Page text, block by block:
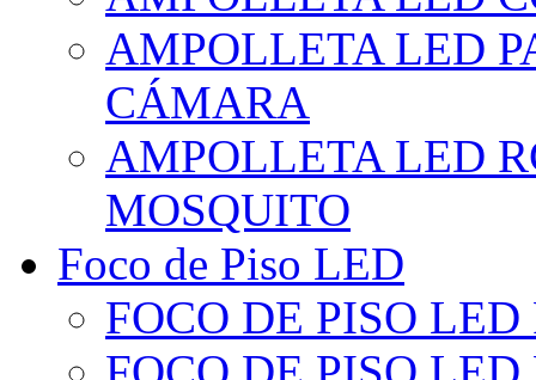
AMPOLLETA LED
CÁMARA
AMPOLLETA LED
MOSQUITO
Foco de Piso LED
FOCO DE PISO